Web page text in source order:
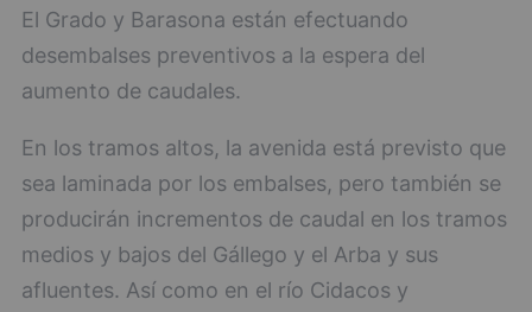
El Grado y Barasona están efectuando
desembalses preventivos a la espera del
aumento de caudales.
En los tramos altos, la avenida está previsto que
sea laminada por los embalses, pero también se
producirán incrementos de caudal en los tramos
medios y bajos del Gállego y el Arba y sus
afluentes. Así como en el río Cidacos y